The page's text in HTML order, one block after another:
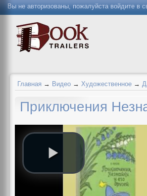
Вы не авторизованы, пожалуйста войдите в
Главная → Видео → Художественное →
Приключения